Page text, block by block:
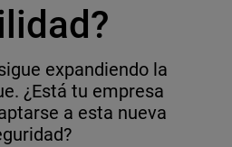
expandiendo la
¿Está tu empresa
a esta nueva